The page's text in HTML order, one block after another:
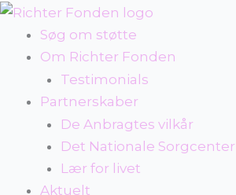
Gå
indholdet
Søg om støtte
Om Richter Fonden
Testimonials
Partnerskaber
De Anbragtes vilkår
Det Nationale Sorgcenter
Lær for livet
Aktuelt